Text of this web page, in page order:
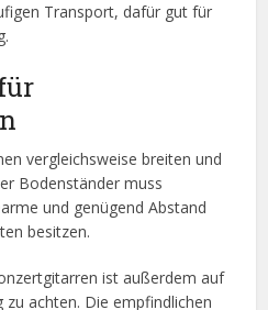
Transport, dafür gut für
vergleichsweise breiten und
Bodenständer muss
und genügend Abstand
besitzen.
ist außerdem auf
achten. Die empfindlichen